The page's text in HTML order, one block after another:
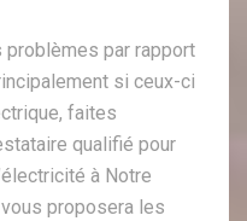
problèmes par rapport
si ceux-ci
faites
qualifié pour
à Notre
proposera les